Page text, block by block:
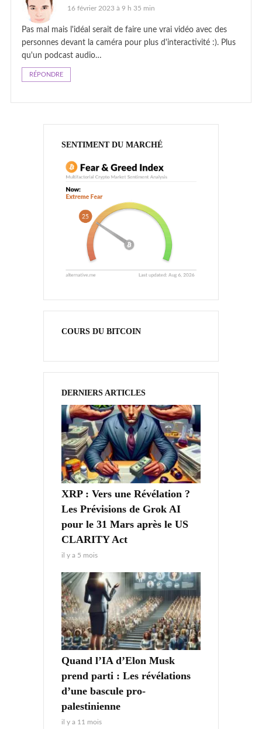
16 février 2023 à 9 h 35 min
Pas mal mais l'idéal serait de faire une vrai vidéo avec des
personnes devant la caméra pour plus d'interactivité :). Plus
qu'un podcast audio…
RÉPONDRE
SENTIMENT DU MARCHÉ
COURS DU BITCOIN
DERNIERS ARTICLES
XRP : Vers une Révélation ?
Les Prévisions de Grok AI
pour le 31 Mars après le US
CLARITY Act
il y a 5 mois
Quand l’IA d’Elon Musk
prend parti : Les révélations
d’une bascule pro-
palestinienne
il y a 11 mois